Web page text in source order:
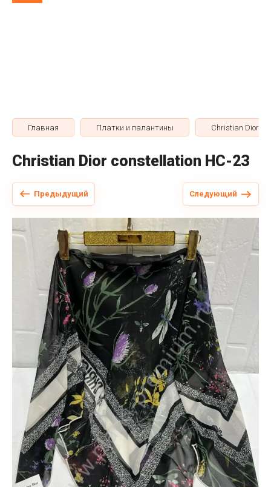
Главная Платки и палантины Christian Dior
Christian Dior constellation HC-23
Предыдущий Следующий